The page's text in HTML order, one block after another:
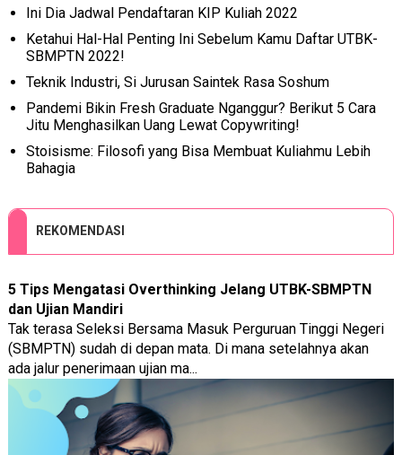
Ini Dia Jadwal Pendaftaran KIP Kuliah 2022
Ketahui Hal-Hal Penting Ini Sebelum Kamu Daftar UTBK-
SBMPTN 2022!
Teknik Industri, Si Jurusan Saintek Rasa Soshum
Pandemi Bikin Fresh Graduate Nganggur? Berikut 5 Cara
Jitu Menghasilkan Uang Lewat Copywriting!
Stoisisme: Filosofi yang Bisa Membuat Kuliahmu Lebih
Bahagia
REKOMENDASI
5 Tips Mengatasi Overthinking Jelang UTBK-SBMPTN
dan Ujian Mandiri
Tak terasa Seleksi Bersama Masuk Perguruan Tinggi Negeri
(SBMPTN) sudah di depan mata. Di mana setelahnya akan
ada jalur penerimaan ujian ma...